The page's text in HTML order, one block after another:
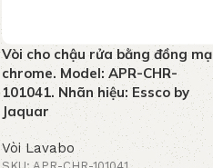
Vòi cho chậu rửa bằng đồng mạ
chrome. Model: APR-CHR-
101041. Nhãn hiệu: Essco by
Jaquar
Vòi Lavabo